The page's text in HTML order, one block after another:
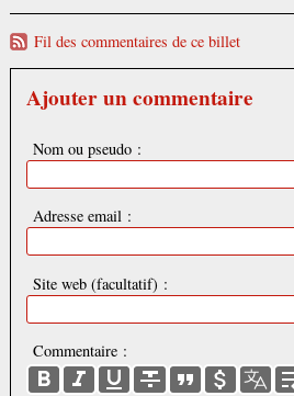
Fil des commentaires de ce billet
Ajouter un commentaire
Nom ou pseudo :
Adresse email :
Site web (facultatif) :
Commentaire :